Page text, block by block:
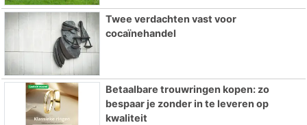
Twee verdachten vast voor
cocaïnehandel
Betaalbare trouwringen kopen: zo
bespaar je zonder in te leveren op
kwaliteit